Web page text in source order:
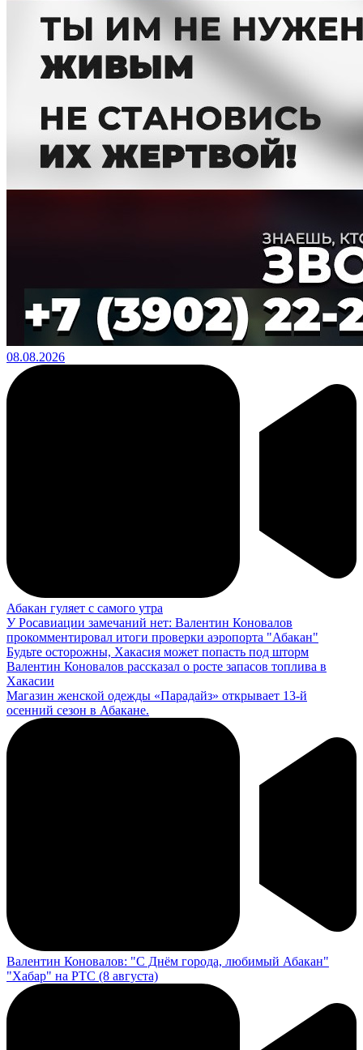
08.08.2026
Абакан гуляет с самого утра
У Росавиации замечаний нет: Валентин Коновалов
прокомментировал итоги проверки аэропорта "Абакан"
Будьте осторожны, Хакасия может попасть под шторм
Валентин Коновалов рассказал о росте запасов топлива в
Хакасии
Магазин женской одежды «Парадайз» открывает 13-й
осенний сезон в Абакане.
Валентин Коновалов: "С Днём города, любимый Абакан"
"Хабар" на РТС (8 августа)